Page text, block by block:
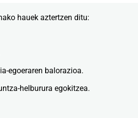
hauek aztertzen ditu:
egoeraren balorazioa.
helburura egokitzea.